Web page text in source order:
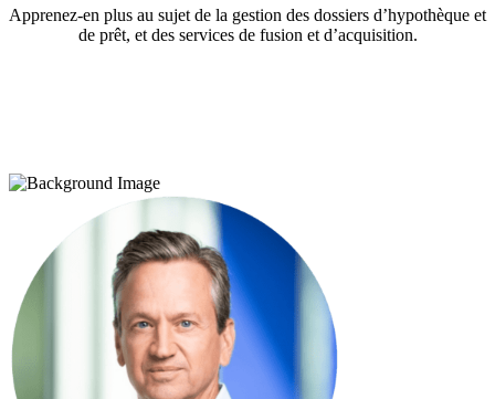
Apprenez-en plus au sujet de la gestion des dossiers d’hypothèque et
de prêt, et des services de fusion et d’acquisition.